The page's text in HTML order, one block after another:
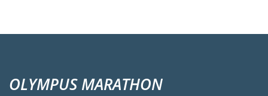
OLYMPUS MARATHON